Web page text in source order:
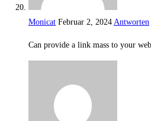
Monicat Februar 2, 2024 Antworten
Can provide a link mass to your